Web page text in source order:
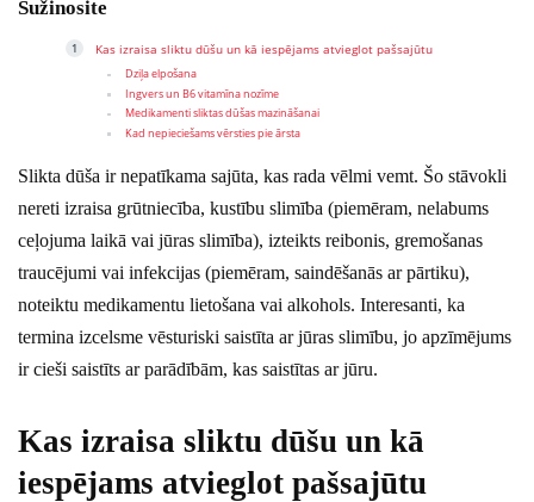
Sužinosite
Kas izraisa sliktu dūšu un kā iespējams atvieglot pašsajūtu
Dziļa elpošana
Ingvers un B6 vitamīna nozīme
Medikamenti sliktas dūšas mazināšanai
Kad nepieciešams vērsties pie ārsta
Slikta dūša ir nepatīkama sajūta, kas rada vēlmi vemt. Šo stāvokli
nereti izraisa grūtniecība, kustību slimība (piemēram, nelabums
ceļojuma laikā vai jūras slimība), izteikts reibonis, gremošanas
traucējumi vai infekcijas (piemēram, saindēšanās ar pārtiku),
noteiktu medikamentu lietošana vai alkohols. Interesanti, ka
termina izcelsme vēsturiski saistīta ar jūras slimību, jo apzīmējums
ir cieši saistīts ar parādībām, kas saistītas ar jūru.
Kas izraisa sliktu dūšu un kā
iespējams atvieglot pašsajūtu